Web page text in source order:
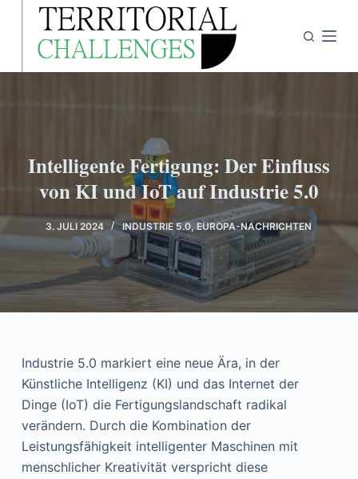
r
n
g
Intelligente Fertigung: Der Einfluss
von KI und IoT auf Industrie 5.0
3. JULI 2024 INDUSTRIE 5.0 ,EUROPA-NACHRICHTEN
Industrie 5.0 markiert eine neue Ära, in der
Künstliche Intelligenz (KI) und das Internet der
Dinge (IoT) die Fertigungslandschaft radikal
verändern. Durch die Kombination der
Leistungsfähigkeit intelligenter Maschinen mit
menschlicher Kreativität verspricht diese